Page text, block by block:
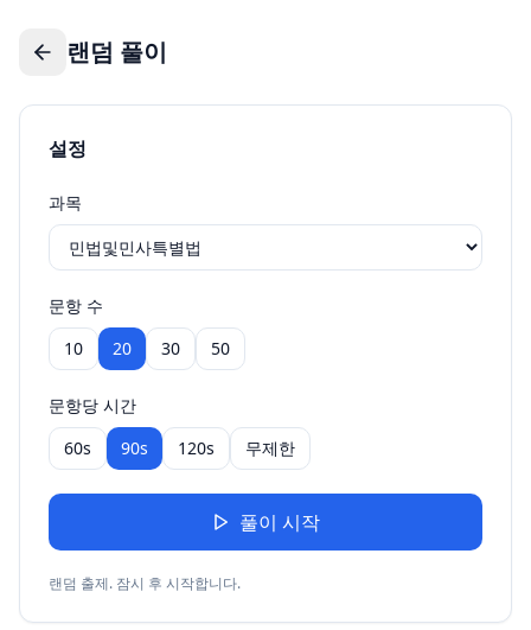
랜덤 풀이
설정
과목
문항 수
10
20 30 50
문항당 시간
60s
90s 120s 무제한
풀이 시작
랜덤 출제. 잠시 후 시작합니다.